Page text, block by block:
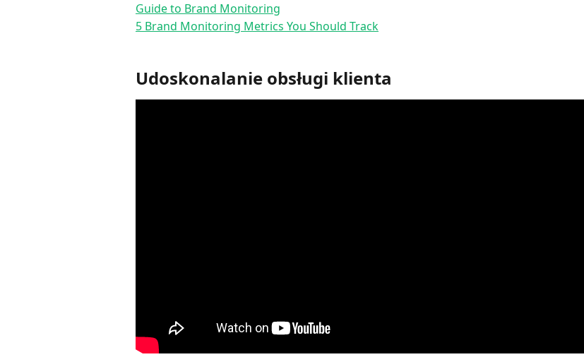
Guide to Brand Monitoring
5 Brand Monitoring Metrics You Should Track
Udoskonalanie obsługi klienta​